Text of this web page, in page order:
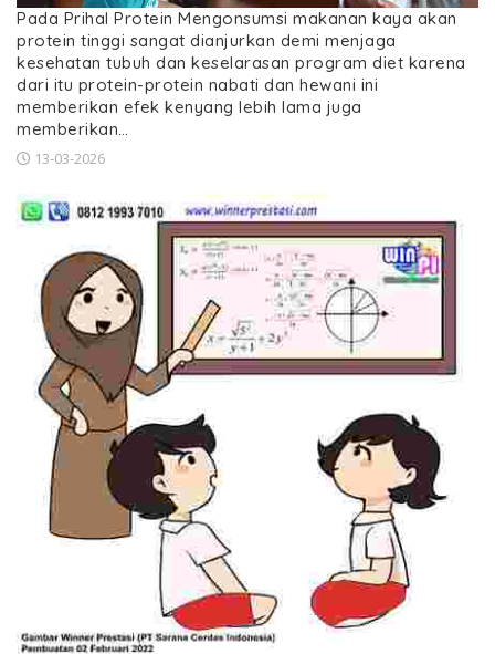
Pada Prihal Protein Mengonsumsi makanan kaya akan
protein tinggi sangat dianjurkan demi menjaga
kesehatan tubuh dan keselarasan program diet karena
dari itu protein-protein nabati dan hewani ini
memberikan efek kenyang lebih lama juga
memberikan…
13-03-2026